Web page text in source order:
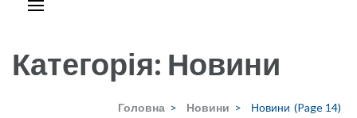
Категорія: Новини
Головна > Новини > Новини (Page 14)